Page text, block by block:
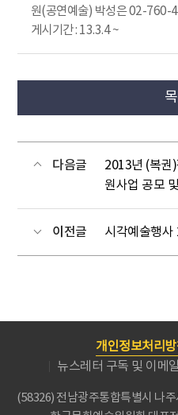
원(공연예술) 박성은 02-760-
게시기간 : 13.3.4 ~
다음글
2013년 (복권
원사업 공모
이전글 시각예술행사
개인정보처리방
뉴스레터 구독 및 이메
(58326) 전남광주통합특별시 나